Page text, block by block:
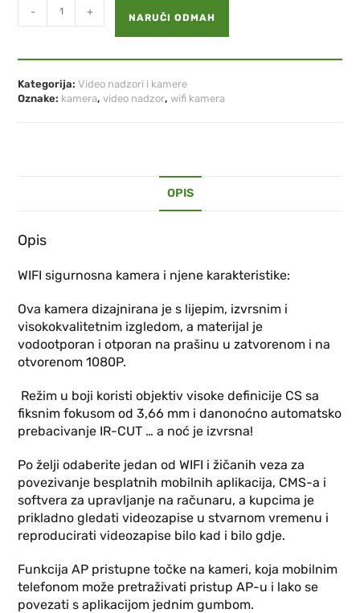
- + NARUČI ODMAH
Kategorija:Video nadzori i kamere
Oznake: kamera,video nadzor,wifi kamera
OPIS
Opis
WIFI sigurnosna kamera i njene karakteristike:
Ova kamera dizajnirana je s lijepim, izvrsnim i
visokokvalitetnim izgledom, a materijal je
vodootporan i otporan na prašinu u zatvorenom i na
otvorenom 1080P.
Režim u boji koristi objektiv visoke definicije CS sa
fiksnim fokusom od 3,66 mm i danonoćno automatsko
prebacivanje IR-CUT … a noć je izvrsna!
Po želji odaberite jedan od WIFI i žičanih veza za
povezivanje besplatnih mobilnih aplikacija, CMS-a i
softvera za upravljanje na računaru, a kupcima je
prikladno gledati videozapise u stvarnom vremenu i
reproducirati videozapise bilo kad i bilo gdje.
Funkcija AP pristupne točke na kameri, koja mobilnim
telefonom može pretraživati ​​pristup AP-u i lako se
povezati s aplikacijom jednim gumbom.